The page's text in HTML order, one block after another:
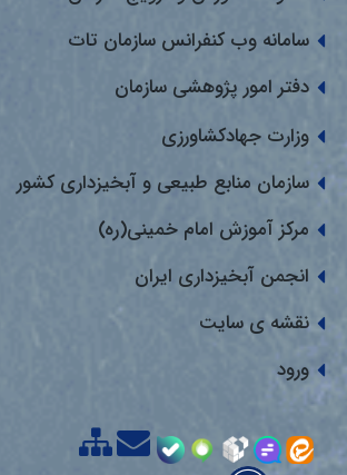
سامانه وب کنفرانس سازمان تات
دفتر امور پژوهشی سازمان
وزارت جهادکشاورزی
سازمان منابع طبیعی و آبخیزداری کشور
مرکز آموزش امام خمینی(ره)
انجمن آبخیزداری ایران
نقشه ی سایت
ورود